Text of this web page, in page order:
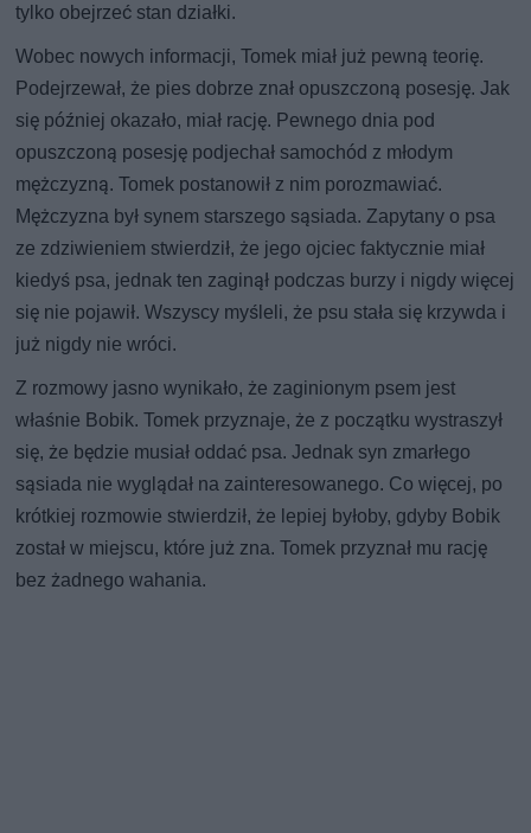
tylko obejrzeć stan działki.
Wobec nowych informacji, Tomek miał już pewną teorię.
Podejrzewał, że pies dobrze znał opuszczoną posesję. Jak
się później okazało, miał rację. Pewnego dnia pod
opuszczoną posesję podjechał samochód z młodym
mężczyzną. Tomek postanowił z nim porozmawiać.
Mężczyzna był synem starszego sąsiada. Zapytany o psa
ze zdziwieniem stwierdził, że jego ojciec faktycznie miał
kiedyś psa, jednak ten zaginął podczas burzy i nigdy więcej
się nie pojawił. Wszyscy myśleli, że psu stała się krzywda i
już nigdy nie wróci.
Z rozmowy jasno wynikało, że zaginionym psem jest
właśnie Bobik. Tomek przyznaje, że z początku wystraszył
się, że będzie musiał oddać psa. Jednak syn zmarłego
sąsiada nie wyglądał na zainteresowanego. Co więcej, po
krótkiej rozmowie stwierdził, że lepiej byłoby, gdyby Bobik
został w miejscu, które już zna. Tomek przyznał mu rację
bez żadnego wahania.